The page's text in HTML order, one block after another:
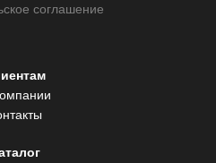
соглашение